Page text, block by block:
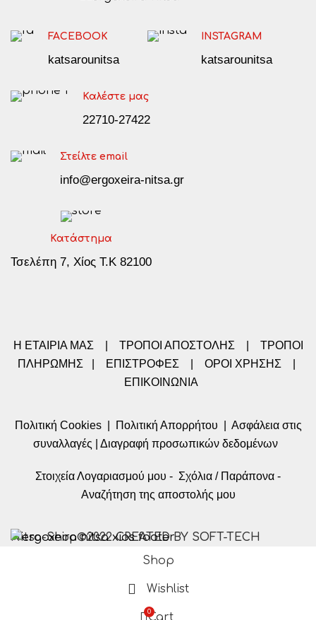
FACEBOOK
katsarounitsa
INSTAGRAM
katsarounitsa
Καλέστε μας
22710-27422
Στείλτε email
info@ergoxeira-nitsa.gr
Κατάστημα
Τσελέπη 7, Χίος Τ.Κ 82100
Η ΕΤΑΙΡΙΑ ΜΑΣ ΤΡΟΠΟΙ ΑΠΟΣΤΟΛΗΣ
ΤΡΟΠΟΙ
ΠΛΗΡΩΜΗΣ
ΕΠΙΣΤΡΟΦΕΣ ΟΡΟΙ ΧΡΗΣΗΣ
ΕΠΙΚΟΙΝΩΝΙΑ
Πολιτική Cookies| Πολιτική Απορρήτου
Ασφάλεια στις
συναλλαγές
Διαγραφή προσωπικών δεδομένων
Στοιχεία Λογαριασμού μου - Σχόλια / Παράπονα -
Αναζήτηση της αποστολής μου
Nitsa-Shop©2022 CREATED BY SOFT-TECH
Shop
Wishlist
0Cart